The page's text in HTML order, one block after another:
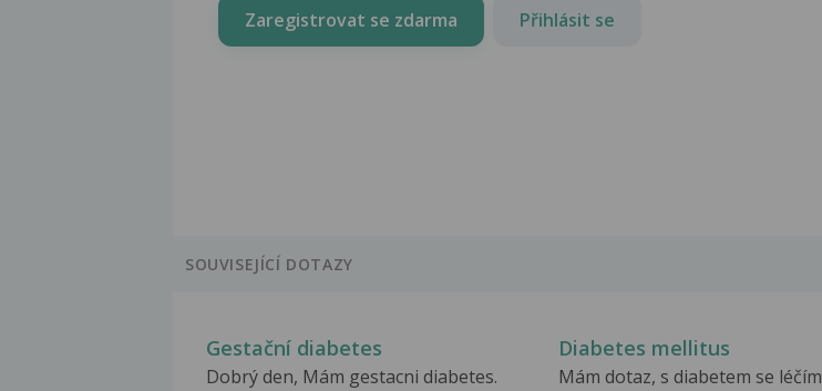
Zaregistrovat se zdarma Přihlásit se
SOUVISEJÍCÍ DOTAZY
Gestační diabetes
Dobrý den, Mám gestacni diabetes.
Diabetes mellitus
Mám dotaz, s diabetem se léčím